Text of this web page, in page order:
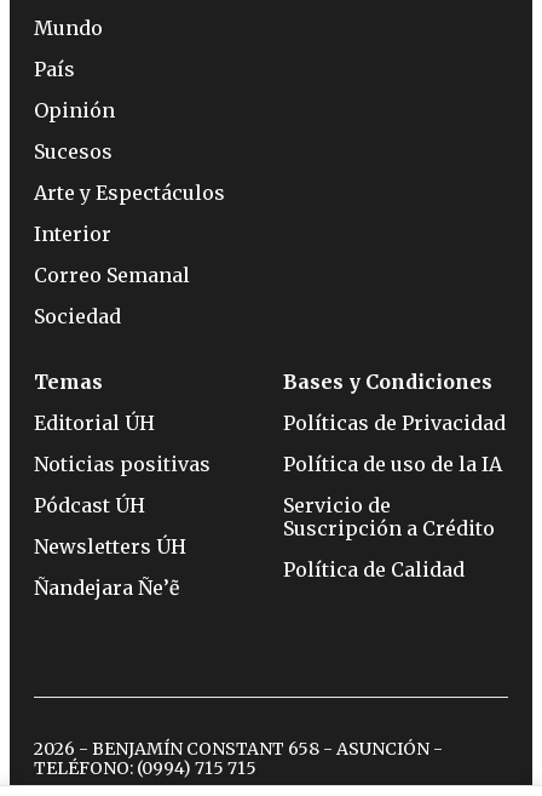
Mundo
País
Opinión
Sucesos
Arte y Espectáculos
Interior
Correo Semanal
Sociedad
Temas
Editorial ÚH
Noticias positivas
Pódcast ÚH
Newsletters ÚH
Ñandejara Ñe’ẽ
Bases y Condiciones
Políticas de Privacidad
Política de uso de la IA
Servicio de
Suscripción a Crédito
Política de Calidad
2026 - BENJAMÍN CONSTANT 658 - ASUNCIÓN -
TELÉFONO: (0994) 715 715